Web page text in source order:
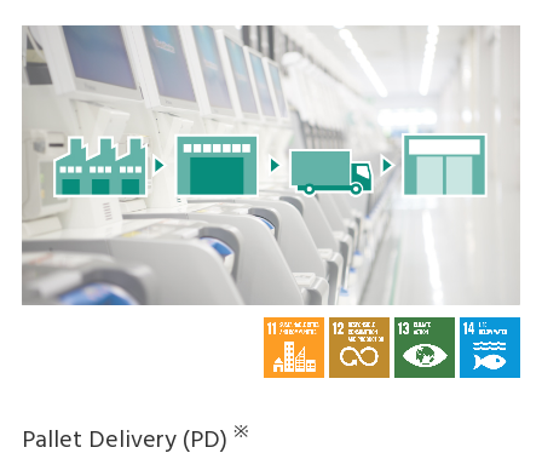
Pallet Delivery (PD) ※